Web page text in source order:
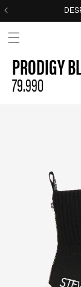
Skip to header
Skip to menu
Skip to content
Skip to footer
PRODIGY
Regular
price
79.990